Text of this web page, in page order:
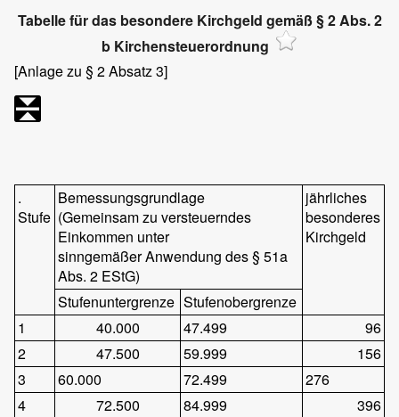
Tabelle für das besondere Kirchgeld gemäß § 2 Abs. 2
b Kirchensteuerordnung
[Anlage zu § 2 Absatz 3]
.
Stufe
Bemessungsgrundlage
(Gemeinsam zu versteuerndes
Einkommen unter
sinngemäßer Anwendung des § 51a
Abs. 2 EStG)
jährliches
besonderes
Kirchgeld
Stufenuntergrenze Stufenobergrenze
1
40.000 47.499
96
2
47.500 59.999
156
3
60.000 72.499
276
4
72.500 84.999
396